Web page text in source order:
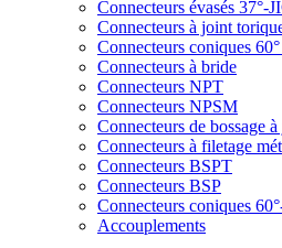
Connecteurs évasés 37°-
Connecteurs à joint
Connecteurs coniques
Connecteurs à bride
Connecteurs NPT
Connecteurs NPSM
Connecteurs de bossage
Connecteurs à filetage
Connecteurs BSPT
Connecteurs BSP
Connecteurs coniques
Accouplements